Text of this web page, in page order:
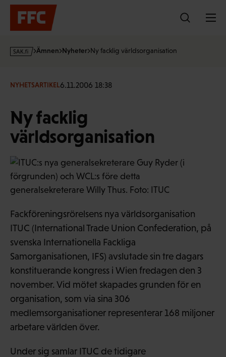
Hoppa
innehållet
s
·
Ämnen Nyheter Ny facklig världsorganisation
NYHETSARTIKEL6.11.2006 18:38
Ny facklig
världsorganisation
Fackföreningsrörelsens nya världsorganisation
ITUC (International Trade Union Confederation, på
svenska Internationella Fackliga
Samorganisationen, IFS) avslutade sin tre dagars
konstituerande kongress i Wien fredagen den 3
november. Vid mötet skapades grunden för en
organisation, som via sina 306
medlemsorganisationer representerar 168 miljoner
arbetare världen över.
Under sig samlar ITUC de tidigare